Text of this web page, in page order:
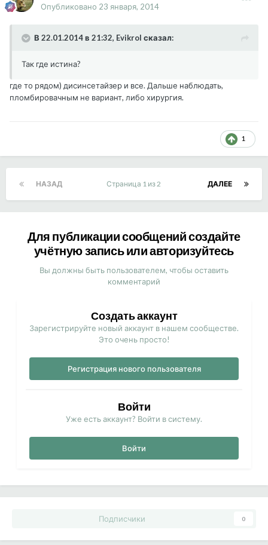
Опубликовано 23 января, 2014
В 22.01.2014 в 21:32, Evikrol сказал:
Так где истина?
где то рядом) дисинсетайзер и все. Дальше наблюдать,
пломбировачным не вариант, либо хирургия.
1
НАЗАД ДАЛЕЕ
Страница 1 из 2
Для публикации сообщений создайте
учётную запись или авторизуйтесь
Вы должны быть пользователем, чтобы оставить
комментарий
Создать аккаунт
Зарегистрируйте новый аккаунт в нашем сообществе.
Это очень просто!
Регистрация нового пользователя
Войти
Уже есть аккаунт? Войти в систему.
Войти
Подписчики 0